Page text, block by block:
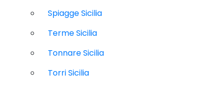
Spiagge Sicilia
Terme Sicilia
Tonnare Sicilia
Torri Sicilia